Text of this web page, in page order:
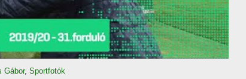
Gábor, Sportfotók